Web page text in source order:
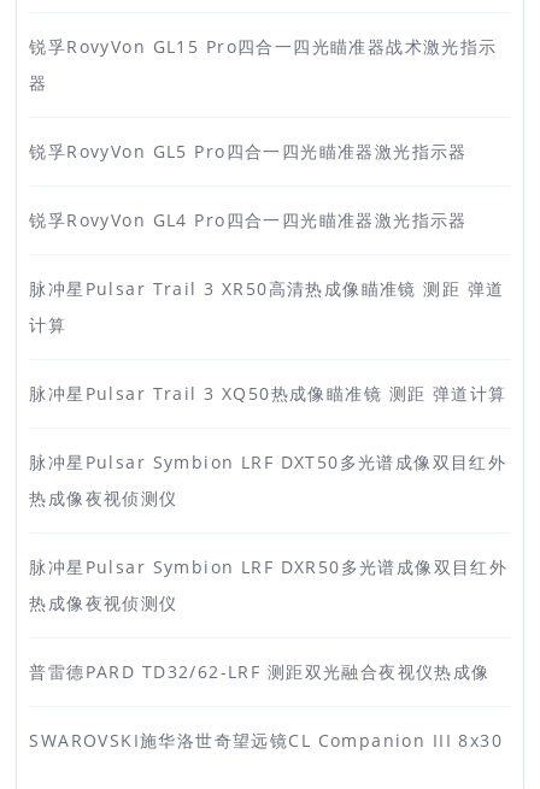
锐孚RovyVon GL15 Pro四合一四光瞄准器战术激光指示
器
锐孚RovyVon GL5 Pro四合一四光瞄准器激光指示器
锐孚RovyVon GL4 Pro四合一四光瞄准器激光指示器
脉冲星Pulsar Trail 3 XR50高清热成像瞄准镜 测距 弹道
计算
脉冲星Pulsar Trail 3 XQ50热成像瞄准镜 测距 弹道计算
脉冲星Pulsar Symbion LRF DXT50多光谱成像双目红外
热成像夜视侦测仪
脉冲星Pulsar Symbion LRF DXR50多光谱成像双目红外
热成像夜视侦测仪
普雷德PARD TD32/62-LRF 测距双光融合夜视仪热成像
SWAROVSKI施华洛世奇望远镜CL Companion III 8x30